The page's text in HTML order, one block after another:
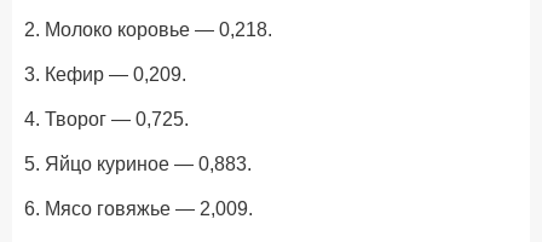
2. Молоко коровье — 0,218.
3. Кефир — 0,209.
4. Творог — 0,725.
5. Яйцо куриное — 0,883.
6. Мясо говяжье — 2,009.